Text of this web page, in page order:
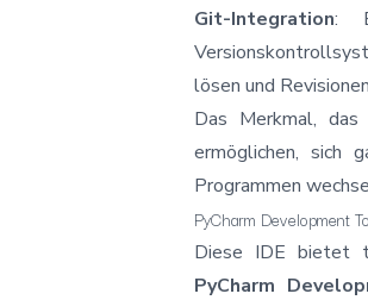
Git-Integration:
lösen und
Das Merkmal,
ermöglichen, sich
Programmen
PyCharm Development
Diese IDE bietet
PyCharm